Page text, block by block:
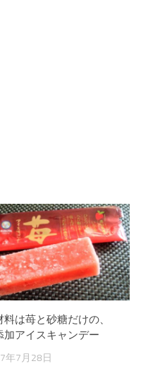
料は苺と砂糖だけの、
加アイスキャンデー
年7月28日